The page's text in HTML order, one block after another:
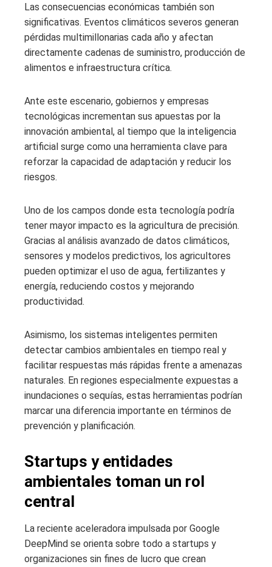
Las consecuencias económicas también son
significativas. Eventos climáticos severos generan
pérdidas multimillonarias cada año y afectan
directamente cadenas de suministro, producción de
alimentos e infraestructura crítica.
Ante este escenario, gobiernos y empresas
tecnológicas incrementan sus apuestas por la
innovación ambiental, al tiempo que la inteligencia
artificial surge como una herramienta clave para
reforzar la capacidad de adaptación y reducir los
riesgos.
Uno de los campos donde esta tecnología podría
tener mayor impacto es la agricultura de precisión.
Gracias al análisis avanzado de datos climáticos,
sensores y modelos predictivos, los agricultores
pueden optimizar el uso de agua, fertilizantes y
energía, reduciendo costos y mejorando
productividad.
Asimismo, los sistemas inteligentes permiten
detectar cambios ambientales en tiempo real y
facilitar respuestas más rápidas frente a amenazas
naturales. En regiones especialmente expuestas a
inundaciones o sequías, estas herramientas podrían
marcar una diferencia importante en términos de
prevención y planificación.
Startups y entidades
ambientales toman un rol
central
La reciente aceleradora impulsada por Google
DeepMind se orienta sobre todo a startups y
organizaciones sin fines de lucro que crean